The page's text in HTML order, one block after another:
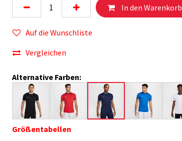
In den Warenkorb
Auf die Wunschliste
Vergleichen
Alternative Farben:
Größentabellen